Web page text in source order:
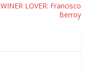
WINER LOVER: Francisco
Berroy